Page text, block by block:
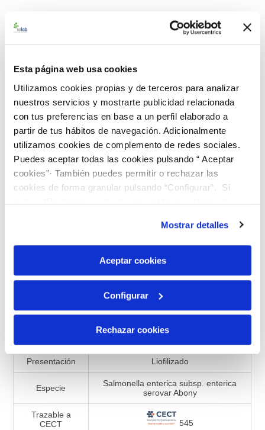
Esta página web usa cookies
Utilizamos cookies propias y de terceros para analizar
nuestros servicios y mostrarte publicidad relacionada
con tus preferencias en base a un perfil elaborado a
partir de tus hábitos de navegación. Adicionalmente
utilizamos cookies de complemento de redes sociales.
Puedes aceptar todas las cookies pulsando “ Aceptar
cookies”· También puedes permitir o rechazar las
cookies de forma granular pulsando “Configurar”. Si
pulsas “Rechazar cookies”, equivaldrá a rechazar la
son indispensables para que el sitio web funcione y que
por tanto no se pueden desactivar. Puedes consultar
más información en nuestraPolítica de Cookies
Mostrar detalles
Aceptar cookies
Configurar
Rechazar cookies
990272 BAControl-5 Rango
545
Material de referencia microbiológico cuantitativo de
Salmonella entericasubsp.entericaserovar Abony CECT 545.
Suministrado en un dispensador BAControl-5 de 5 pastillas.
Rango de concentración alto farma (>100 ufc/0.1 mL)
112,00 €
Especificaciones de productos
Presentación Liofilizado
Especie
Salmonella enterica subsp. enterica
serovar Abony
Trazable a
CECT
545